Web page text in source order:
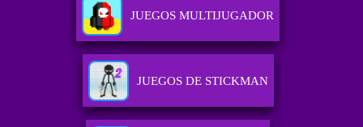
JUEGOS MULTIJUGADOR
JUEGOS DE STICKMAN